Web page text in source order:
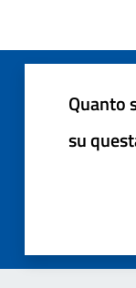
Quanto
su